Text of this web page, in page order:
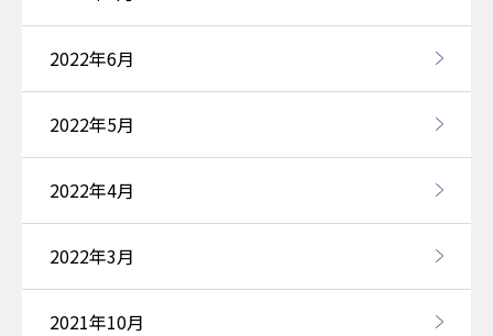
2022年6月
2022年5月
2022年4月
2022年3月
2021年10月